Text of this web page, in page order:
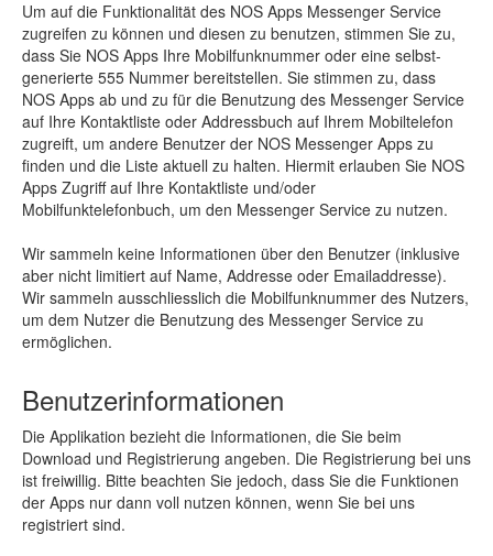
Um auf die Funktionalität des NOS Apps Messenger Service
zugreifen zu können und diesen zu benutzen, stimmen Sie zu,
dass Sie NOS Apps Ihre Mobilfunknummer oder eine selbst-
generierte 555 Nummer bereitstellen. Sie stimmen zu, dass
NOS Apps ab und zu für die Benutzung des Messenger Service
auf Ihre Kontaktliste oder Addressbuch auf Ihrem Mobiltelefon
zugreift, um andere Benutzer der NOS Messenger Apps zu
finden und die Liste aktuell zu halten. Hiermit erlauben Sie NOS
Apps Zugriff auf Ihre Kontaktliste und/oder
Mobilfunktelefonbuch, um den Messenger Service zu nutzen.
Wir sammeln keine Informationen über den Benutzer (inklusive
aber nicht limitiert auf Name, Addresse oder Emailaddresse).
Wir sammeln ausschliesslich die Mobilfunknummer des Nutzers,
um dem Nutzer die Benutzung des Messenger Service zu
ermöglichen.
Benutzerinformationen
Die Applikation bezieht die Informationen, die Sie beim
Download und Registrierung angeben. Die Registrierung bei uns
ist freiwillig. Bitte beachten Sie jedoch, dass Sie die Funktionen
der Apps nur dann voll nutzen können, wenn Sie bei uns
registriert sind.